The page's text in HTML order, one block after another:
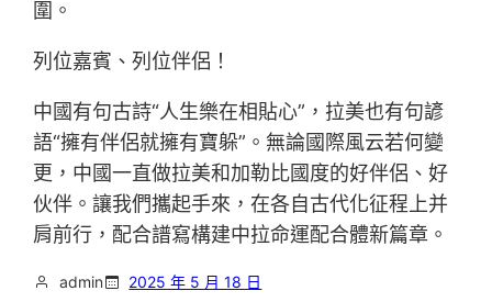
圍。
列位嘉賓、列位伴侶！
中國有句古詩“人生樂在相貼心”，拉美也有句諺
語“擁有伴侶就擁有寶躲”。無論國際風云若何變
更，中國一直做拉美和加勒比國度的好伴侶、好
伙伴。讓我們攜起手來，在各自古代化征程上并
肩前行，配合譜寫構建中拉命運配合體新篇章。
admin 2025 年 5 月 18 日